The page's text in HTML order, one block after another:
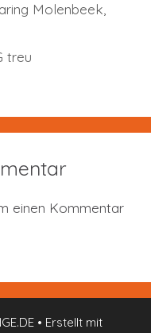
Molenbeek,
treu
einen Kommentar
• Erstellt mit